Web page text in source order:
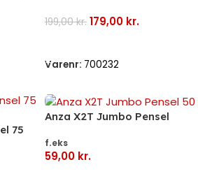
199,00kr. 179,00 kr.
Varenr: 700232
75
Anza X2T Jumbo Pensel
f.eks
59,00 kr.